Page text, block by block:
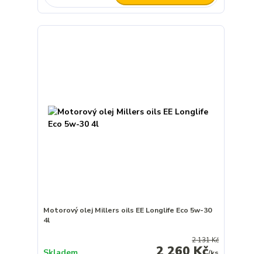
Motorový olej Millers oils EE Longlife Eco 5w-30
4l
2 131 Kč